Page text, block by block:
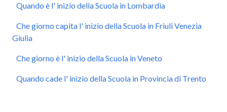
Quando è l' inizio della Scuola in Lombardia
Che giorno capita l' inizio della Scuola in Friuli Venezia
Giulia
Che giorno è l' inizio della Scuola in Veneto
Quando cade l' inizio della Scuola in Provincia di Trento